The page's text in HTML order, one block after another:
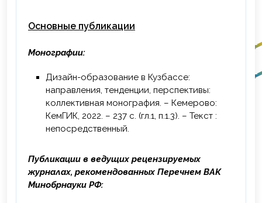
дополнительной профессиональной
программе «Цифровые сервисы в
образовательной деятельности», ФГБОУ
ВО «Кемеровский государственный
институт культуры», г. Кемерово, 36 ч.
2024 г. – Повышение квалификации по
дополнительной профессиональной
программе «Применение электронного
обучения и дистанционных
электронной информационно-
образовательной среде вуза», АНО ДПО
«Сибирский институт практической
Основные публикации
Монографии:
Дизайн-образование в Кузбассе:
направления, тенденции, перспективы:
коллективная монография. – Кемерово:
КемГИК, 2022. – 237 с. (гл.1, п.1.3). – Текст :
непосредственный.
Публикации в ведущих рецензируемых
журналах, рекомендованных Перечнем ВАК
Минобрнауки РФ: